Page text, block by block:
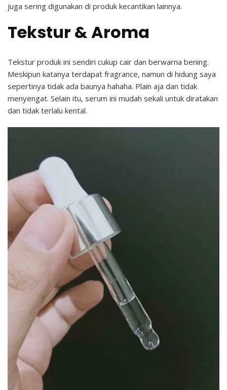
juga sering digunakan di produk kecantikan lainnya.
Tekstur & Aroma
Tekstur produk ini sendiri cukup cair dan berwarna bening.
Meskipun katanya terdapat fragrance, namun di hidung saya
sepertinya tidak ada baunya hahaha. Plain aja dan tidak
menyengat. Selain itu, serum ini mudah sekali untuk diratakan
dan tidak terlalu kental.